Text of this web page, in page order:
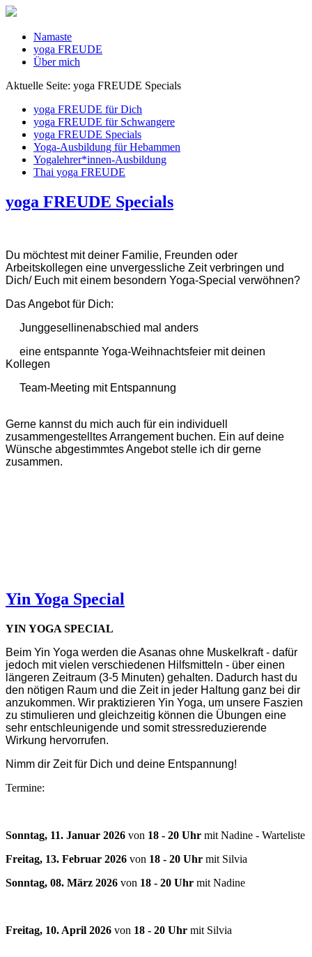
Namaste
yoga FREUDE
Über mich
Aktuelle Seite: yoga FREUDE Specials
yoga FREUDE für Dich
yoga FREUDE für Schwangere
yoga FREUDE Specials
Yoga-Ausbildung für Hebammen
Yogalehrer*innen-Ausbildung
Thai yoga FREUDE
yoga FREUDE Specials
Du möchtest mit deiner Familie, Freunden oder
Arbeitskollegen eine unvergessliche Zeit verbringen und
Dich/ Euch mit einem besondern Yoga-Special verwöhnen?
Das Angebot für Dich:
Junggesellinenabschied mal anders
eine entspannte Yoga-Weihnachtsfeier mit deinen
Kollegen
Team-Meeting mit Entspannung
Gerne kannst du mich auch für ein individuell
zusammengestelltes Arrangement buchen. Ein auf deine
Wünsche abgestimmtes Angebot stelle ich dir gerne
zusammen.
Yin Yoga Special
YIN YOGA SPECIAL
Beim Yin Yoga werden die Asanas ohne Muskelkraft - dafür
jedoch mit vielen verschiedenen Hilfsmitteln - über einen
längeren Zeitraum (3-5 Minuten) gehalten. Dadurch hast du
den nötigen Raum und die Zeit in jeder Haltung ganz bei dir
anzukommen. Wir praktizieren Yin Yoga, um unsere Faszien
zu stimulieren und gleichzeitig können die Übungen eine
sehr entschleunigende und somit stressreduzierende
Wirkung hervorrufen.
Nimm dir Zeit für Dich und deine Entspannung!
Termine:
Sonntag, 11. Januar 2026 von 18 - 20 Uhr mit Nadine - Warteliste
Freitag, 13. Februar 2026 von 18 - 20 Uhr mit Silvia
Sonntag, 08. März 2026 von 18 - 20 Uhr mit Nadine
Freitag, 10. April 2026 von 18 - 20 Uhr mit Silvia